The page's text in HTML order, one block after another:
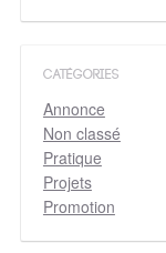
CATÉGORIES
Annonce
Non classé
Pratique
Projets
Promotion